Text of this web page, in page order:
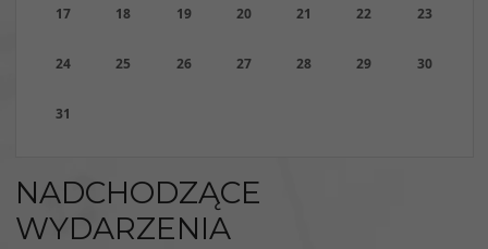
17 18 19 20 21 22 23
24 25 26 27 28 29 30
31
NADCHODZĄCE
WYDARZENIA